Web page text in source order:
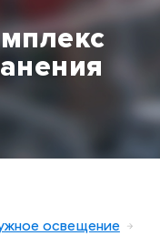
освещение